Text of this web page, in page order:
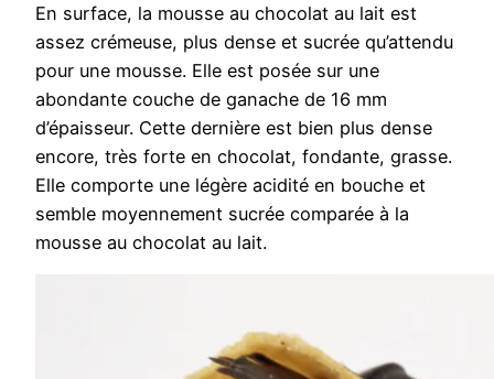
En surface, la mousse au chocolat au lait est
assez crémeuse, plus dense et sucrée qu’attendu
pour une mousse. Elle est posée sur une
abondante couche de ganache de 16 mm
d’épaisseur. Cette dernière est bien plus dense
encore, très forte en chocolat, fondante, grasse.
Elle comporte une légère acidité en bouche et
semble moyennement sucrée comparée à la
mousse au chocolat au lait.